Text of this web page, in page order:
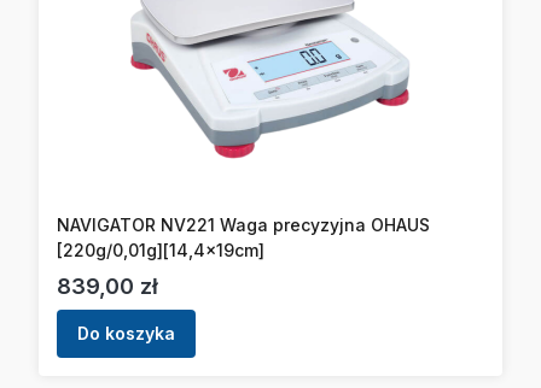
NAVIGATOR NV221 Waga precyzyjna OHAUS
[220g/0,01g][14,4x19cm]
Cena
839,00 zł
Do koszyka